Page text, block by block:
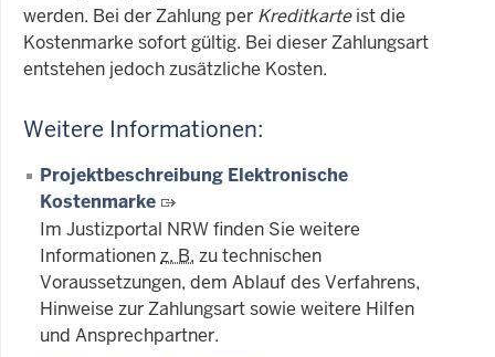
werden. Bei der Zahlung per Kreditkarteist die
Kostenmarke sofort gültig. Bei dieser Zahlungsart
entstehen jedoch zusätzliche Kosten.
Weitere Informationen:
Projektbeschreibung Elektronische
Kostenmarke
Im Justizportal NRW finden Sie weitere
Informationenz. B. zu technischen
Voraussetzungen, dem Ablauf des Verfahrens,
Hinweise zur Zahlungsart sowie weitere Hilfen
und Ansprechpartner.